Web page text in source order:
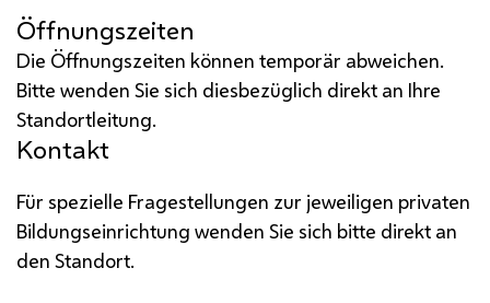
Öffnungszeiten
Die Öffnungszeiten können temporär abweichen.
Bitte wenden Sie sich diesbezüglich direkt an Ihre
Standortleitung.
Kontakt
Für spezielle Fragestellungen zur jeweiligen privaten
Bildungseinrichtung wenden Sie sich bitte direkt an
den Standort.